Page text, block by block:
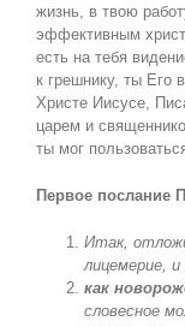
жизнь, в твою
эффективным
есть на тебя
к грешнику, ты Его
Христе Иисусе,
царем и
ты мог
Первое послание
Итак,
лицемерие, и
как
словесное